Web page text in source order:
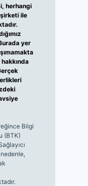
herhangi
ile
yer
Bilgi
(BTK)